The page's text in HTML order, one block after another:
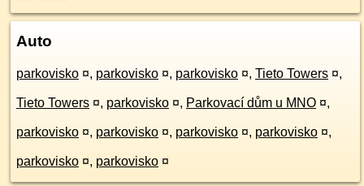
Auto
parkovisko ¤, parkovisko ¤, parkovisko ¤, Tieto Towers ¤,
Tieto Towers ¤, parkovisko ¤, Parkovací dům u MNO ¤,
parkovisko ¤, parkovisko ¤, parkovisko ¤, parkovisko ¤,
parkovisko ¤, parkovisko ¤